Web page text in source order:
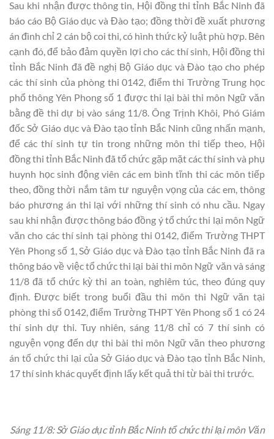
Sau khi nhận được thông tin, Hội đồng thi tỉnh Bắc Ninh đã
báo cáo Bộ Giáo dục và Đào tạo; đồng thời đề xuất phương
án đình chỉ 2 cán bộ coi thi, có hình thức kỷ luật phù hợp. Bên
cạnh đó, để bảo đảm quyền lợi cho các thí sinh, Hội đồng thi
tỉnh Bắc Ninh đã đề nghị Bộ Giáo dục và Đào tạo cho phép
các thí sinh của phòng thi 0142, điểm thi Trường Trung học
phổ thông Yên Phong số 1 được thi lại bài thi môn Ngữ văn
bằng đề thi dự bị vào sáng 11/8. Ông Trịnh Khôi, Phó Giám
đốc Sở Giáo dục và Đào tạo tỉnh Bắc Ninh cũng nhấn mạnh,
để các thí sinh tự tin trong những môn thi tiếp theo, Hội
đồng thi tỉnh Bắc Ninh đã tổ chức gặp mặt các thí sinh và phụ
huynh học sinh động viên các em bình tĩnh thi các môn tiếp
theo, đồng thời nắm tâm tư nguyện vọng của các em, thông
báo phương án thi lại với những thí sinh có nhu cầu. Ngay
sau khi nhận được thông báo đồng ý tổ chức thi lại môn Ngữ
văn cho các thí sinh tại phòng thi 0142, điểm Trường THPT
Yên Phong số 1, Sở Giáo dục và Đào tạo tỉnh Bắc Ninh đã ra
thông báo về việc tổ chức thi lại bài thi môn Ngữ văn và sáng
11/8 đã tổ chức kỳ thi an toàn, nghiêm túc, theo đúng quy
định. Được biết trong buổi đầu thi môn thi Ngữ văn tại
phòng thi số 0142, điểm Trường THPT Yên Phong số 1 có 24
thí sinh dự thi. Tuy nhiên, sáng 11/8 chỉ có 7 thí sinh có
nguyện vọng đến dự thi bài thi môn Ngữ văn theo phương
án tổ chức thi lại của Sở Giáo dục và Đào tạo tỉnh Bắc Ninh,
17 thí sinh khác quyết định lấy kết quả thi từ bài thi trước.
Sáng 11/8: Sở Giáo dục tỉnh Bắc Ninh tổ chức thi lại môn Văn